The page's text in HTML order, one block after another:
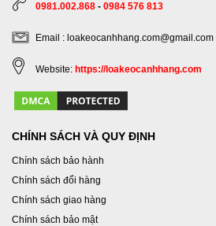
0981.002.868 - 0984 576 813
Email : loakeocanhhang.com@gmail.com
Website: https://loakeocanhhang.com
CHÍNH SÁCH VÀ QUY ĐỊNH
Chính sách bảo hành
Chính sách đổi hàng
Chính sách giao hàng
Chính sách bảo mật